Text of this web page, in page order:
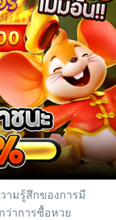
ามรู้สึกของการมี
ว่าการซื้อหวย